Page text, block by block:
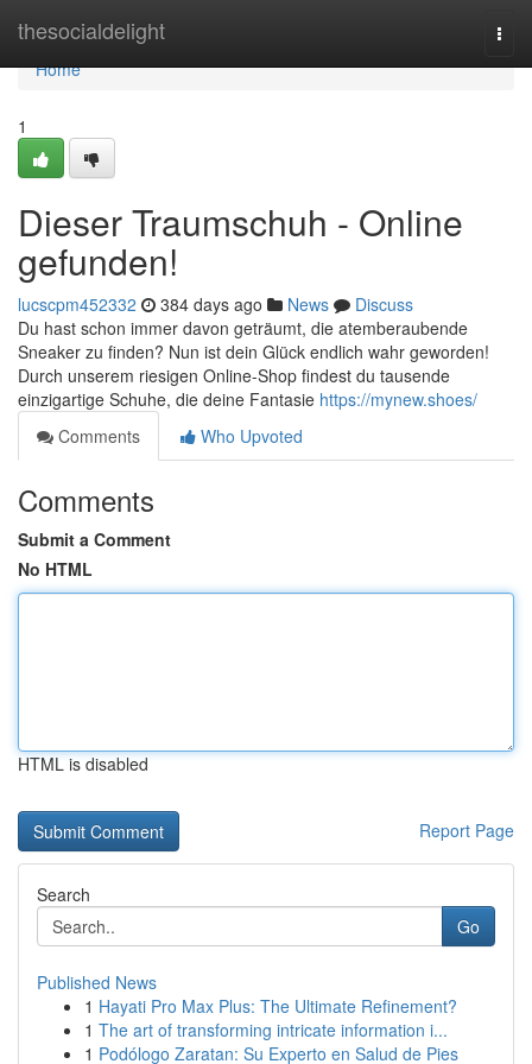
thesocialdelight
Home
Home
1
Dieser Traumschuh - Online
gefunden!
lucscpm452332 384 days ago News
Discuss
Du hast schon immer davon geträumt, die atemberaubende
Sneaker zu finden? Nun ist dein Glück endlich wahr geworden!
Durch unserem riesigen Online-Shop findest du tausende
einzigartige Schuhe, die deine Fantasie https://mynew.shoes/
Comments
Who Upvoted
Comments
Submit a Comment
No HTML
HTML is disabled
Report Page
Search
Go
Published News
1 Hayati Pro Max Plus: The Ultimate Refinement?
1 The art of transforming intricate information i...
1 Podólogo Zaratan: Su Experto en Salud de Pies